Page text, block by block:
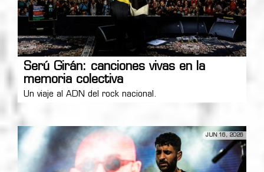
Serú Girán: canciones vivas en la
memoria colectiva
Un viaje al ADN del rock nacional.
JUN 16, 2026